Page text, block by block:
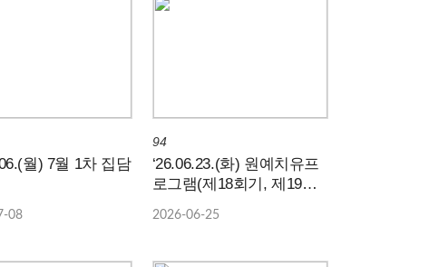
월) 7월 1차 집담
08
94
‘26.06.23.(화) 원예치유프
로그램(제18회기, 제19회
2026-06-25